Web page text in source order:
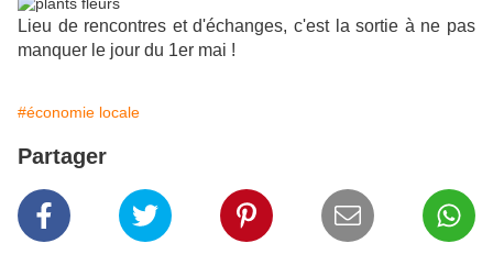
Lieu de rencontres et d'échanges, c'est la sortie à ne pas
manquer le jour du 1er mai !
#économie locale
Partager